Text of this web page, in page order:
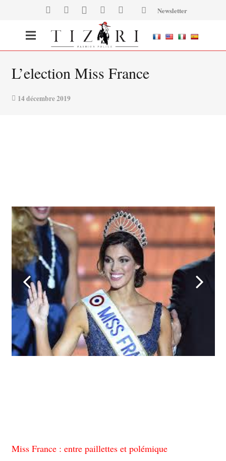
Newsletter
L’election Miss France
14 décembre 2019
Miss France : entre paillettes et polémique